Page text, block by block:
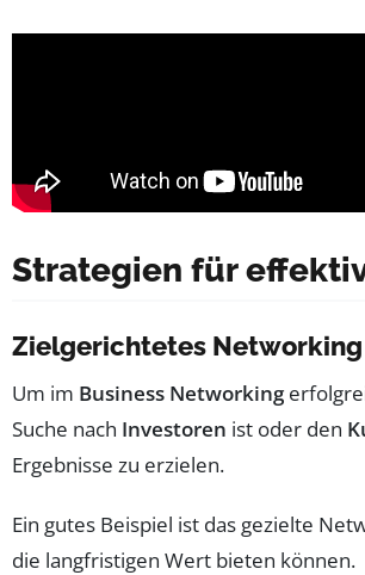
Strategien für
Zielgerichtetes Networking
Um im Business Networking
Suche nach Investoren ist oder den
Ergebnisse zu erzielen.
Ein gutes Beispiel ist das gezielte
die langfristigen Wert bieten können.